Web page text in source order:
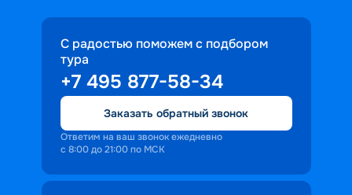
С радостью поможем с подбором
тура
+7 495 877-58-34
Заказать обратный звонок
Ответим на ваш звонок ежедневно
с 8:00 до 21:00 по МСК